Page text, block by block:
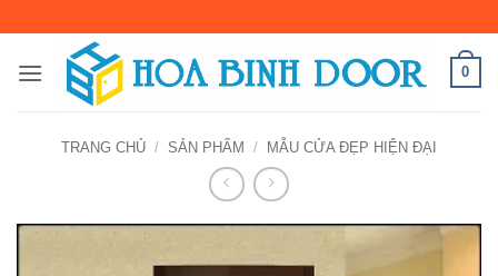
nội
0
TRANG CHỦ / SẢN PHẨM / MẪU CỬA ĐẸP HIỆN ĐẠI